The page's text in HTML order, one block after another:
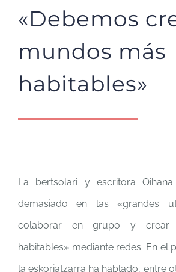
«Debemos
mundos más
habitables»
La bertsolari y escritora
demasiado en las «grandes
colaborar en grupo y crear
habitables» mediante redes. En el
la eskoriatzarra ha hablado, entre